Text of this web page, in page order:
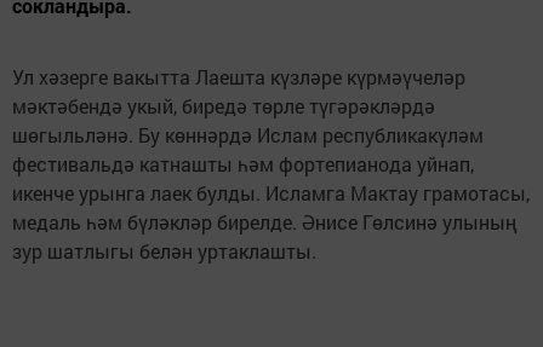
сокландыра.
Ул хәзерге вакытта Лаешта күзләре күрмәүчеләр
мәктәбендә укый, биредә төрле түгәрәкләрдә
шөгыльләнә. Бу көннәрдә Ислам республикакүләм
фестивальдә катнашты һәм фортепианода уйнап,
икенче урынга лаек булды. Исламга Мактау грамотасы,
медаль һәм бүләкләр бирелде. Әнисе Гөлсинә улының
зур шатлыгы белән уртаклашты.